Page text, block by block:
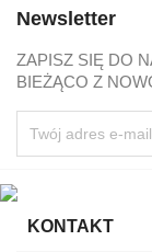
Newsletter
ZAPISZ SIĘ DO
BIEŻĄCO Z
KONTAKT